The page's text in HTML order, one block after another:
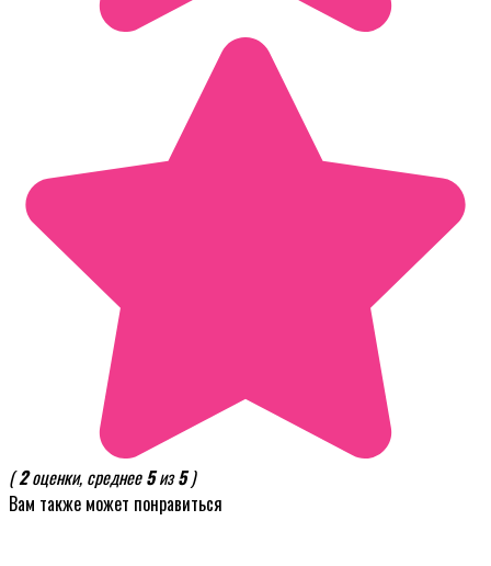
(2оценки, среднее5из5)
Вам также может понравиться